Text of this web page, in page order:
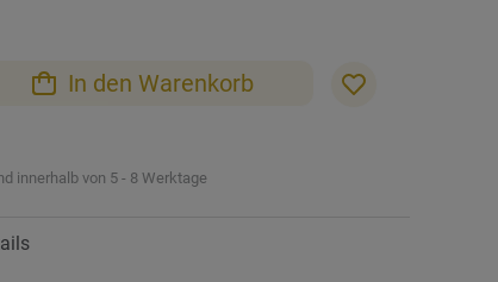
In den Warenkorb
innerhalb von 5 - 8 Werktage